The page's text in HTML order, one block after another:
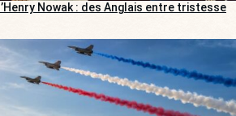
Nowak : des Anglais entre tristesse